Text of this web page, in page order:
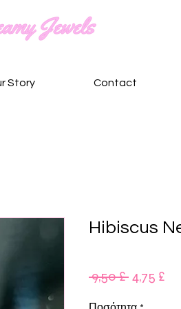
Story Contact
Hibiscus
9,50 £ Κανονική
4,75 £